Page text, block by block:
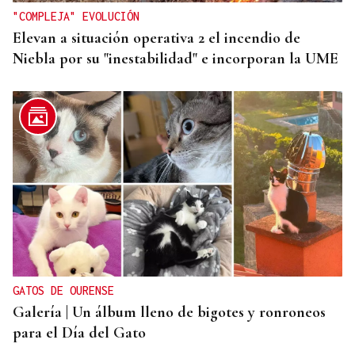
"COMPLEJA" EVOLUCIÓN
Elevan a situación operativa 2 el incendio de
Niebla por su "inestabilidad" e incorporan la UME
GATOS DE OURENSE
Galería | Un álbum lleno de bigotes y ronroneos
para el Día del Gato